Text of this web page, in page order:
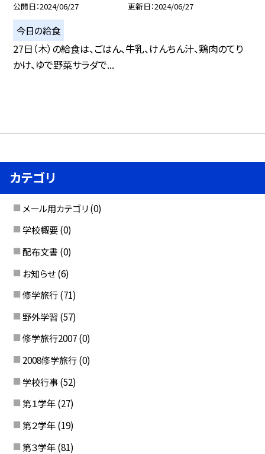
公開日 2024/06/27 更新日 2024/06/27
今日の給食
27日（木）の給食は、ごはん、牛乳、けんちん汁、鶏肉のてり
かけ、ゆで野菜サラダで...
カテゴリ
メール用カテゴリ (0)
学校概要 (0)
配布文書 (0)
お知らせ (6)
修学旅行 (71)
野外学習 (57)
修学旅行2007 (0)
2008修学旅行 (0)
学校行事 (52)
第１学年 (27)
第２学年 (19)
第３学年 (81)